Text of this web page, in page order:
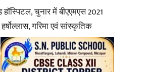
in
चुनार में बीएएमएस 2021
गरिमा एवं सांस्कृतिक